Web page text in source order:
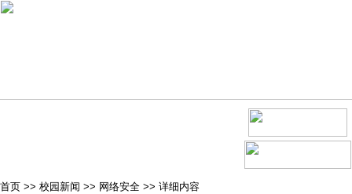
首页 >> 校园新闻 >> 网络安全 >> 详细内容